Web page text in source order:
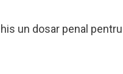
un dosar penal